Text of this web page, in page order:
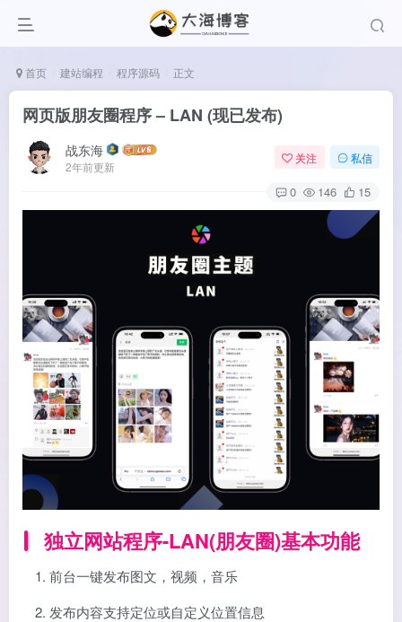
首页 建站编程 程序源码 正文
网页版朋友圈程序 – LAN (现已发布)
战东海
2年前更新
关注 私信
0 146 15
独立网站程序-LAN(朋友圈)基本功能
前台一键发布图文，视频，音乐
发布内容支持定位或自定义位置信息